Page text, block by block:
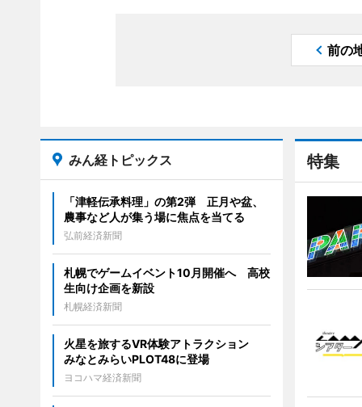
前の
特集
みん経トピックス
「津軽伝承料理」の第2弾 正月や盆、
農事など人が集う場に焦点を当てる
弘前経済新聞
札幌でゲームイベント10月開催へ 高校
生向け企画を新設
札幌経済新聞
火星を旅するVR体験アトラクション
みなとみらいPLOT48に登場
ヨコハマ経済新聞